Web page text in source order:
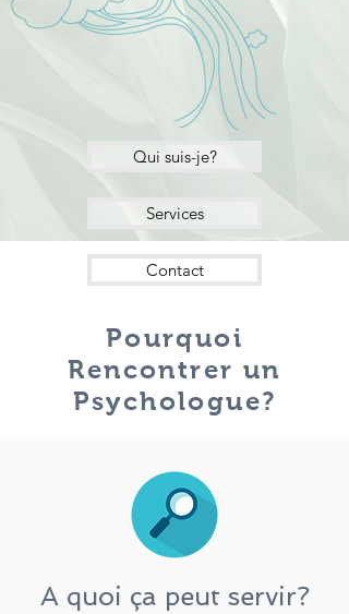
Qui suis-je?
Services
Contact
Pourquoi
Rencontrer un
Psychologue?
A quoi ça peut servir?